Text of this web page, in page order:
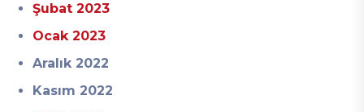
Şubat 2023
Ocak 2023
Aralık 2022
Kasım 2022